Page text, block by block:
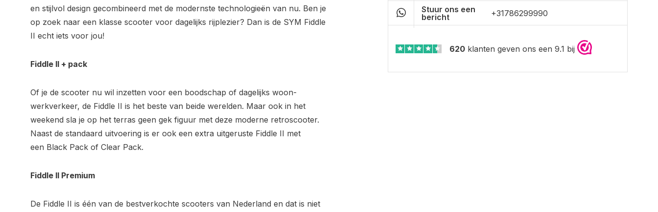
en stijlvol design gecombineerd met de modernste technologieën van nu. Ben je
op zoek naar een klasse scooter voor dagelijks rijplezier? Dan is de SYM Fiddle
II echt iets voor jou!
Fiddle II + pack
Of je de scooter nu wil inzetten voor een boodschap of dagelijks woon-
werkverkeer, de Fiddle II is het beste van beide werelden. Maar ook in het
weekend sla je op het terras geen gek figuur met deze moderne retroscooter.
Naast de standaard uitvoering is er ook een extra uitgeruste Fiddle II met
een Black Pack of Clear Pack.
Fiddle II Premium
De Fiddle II is één van de bestverkochte scooters van Nederland en dat is niet
Stuur ons een
bericht
+31786299990
620 klanten geven ons een 9.1 bij